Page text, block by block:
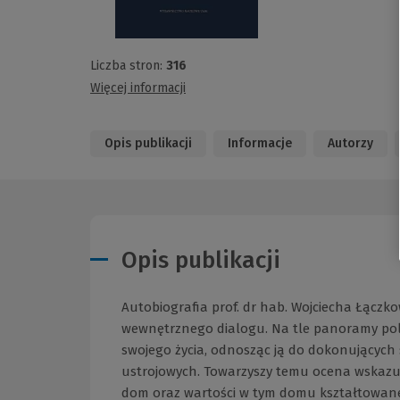
Liczba stron: 316
Więcej informacji
Opis publikacji Informacje Autorzy
Opis publikacji
Autobiografia prof. dr hab. Wojciecha
wewnętrznego dialogu. Na tle panoramy
swojego życia, odnosząc ją do
ustrojowych. Towarzyszy temu ocena
dom oraz wartości w tym domu